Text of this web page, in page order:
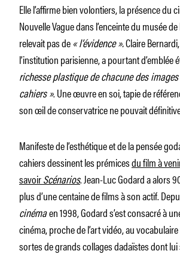
Elle l’affirme bien volontiers, la présence du
Nouvelle Vague dans l’enceinte du musée
relevait pas de« l’évidence ».Claire
l’institution parisienne, a pourtant d’emblée
richesse plastique de chacune des
cahiers ». Une œuvre en soi, tapie de
son œil de conservatrice ne pouvait
Manifeste de l’esthétique et de la pensée
cahiers dessinent les prémicesdu film à
savoirScénarios. Jean-Luc Godard a alors
plus d’une centaine de films à son actif.
cinémaen 1998, Godard s’est consacré à
cinéma, proche de l’art vidéo, au
sortes de grands collages dadaïstes dont lui